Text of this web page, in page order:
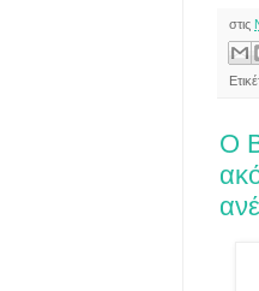
στις
Ο